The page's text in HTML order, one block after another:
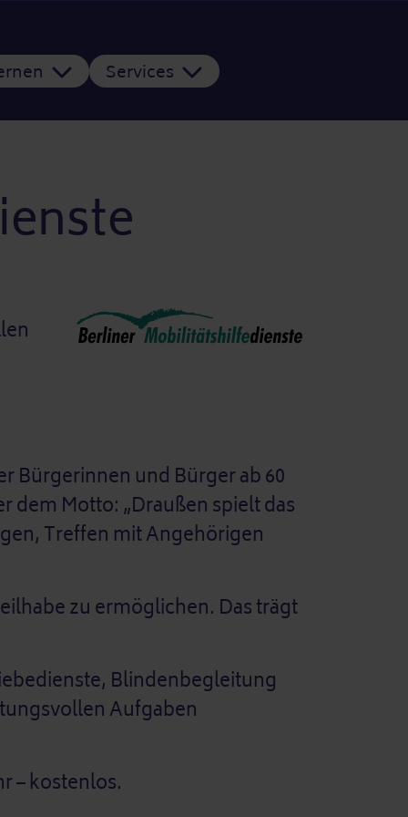
Services
Bürgerinnen und Bürger ab 60
dem Motto: „Draußen spielt das
Treffen mit Angehörigen
zu ermöglichen. Das trägt
Blindenbegleitung
Aufgaben
– kostenlos.